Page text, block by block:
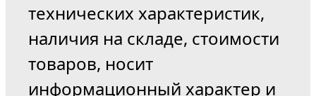
технических характеристик,
наличия на складе, стоимости
товаров, носит
информационный характер и